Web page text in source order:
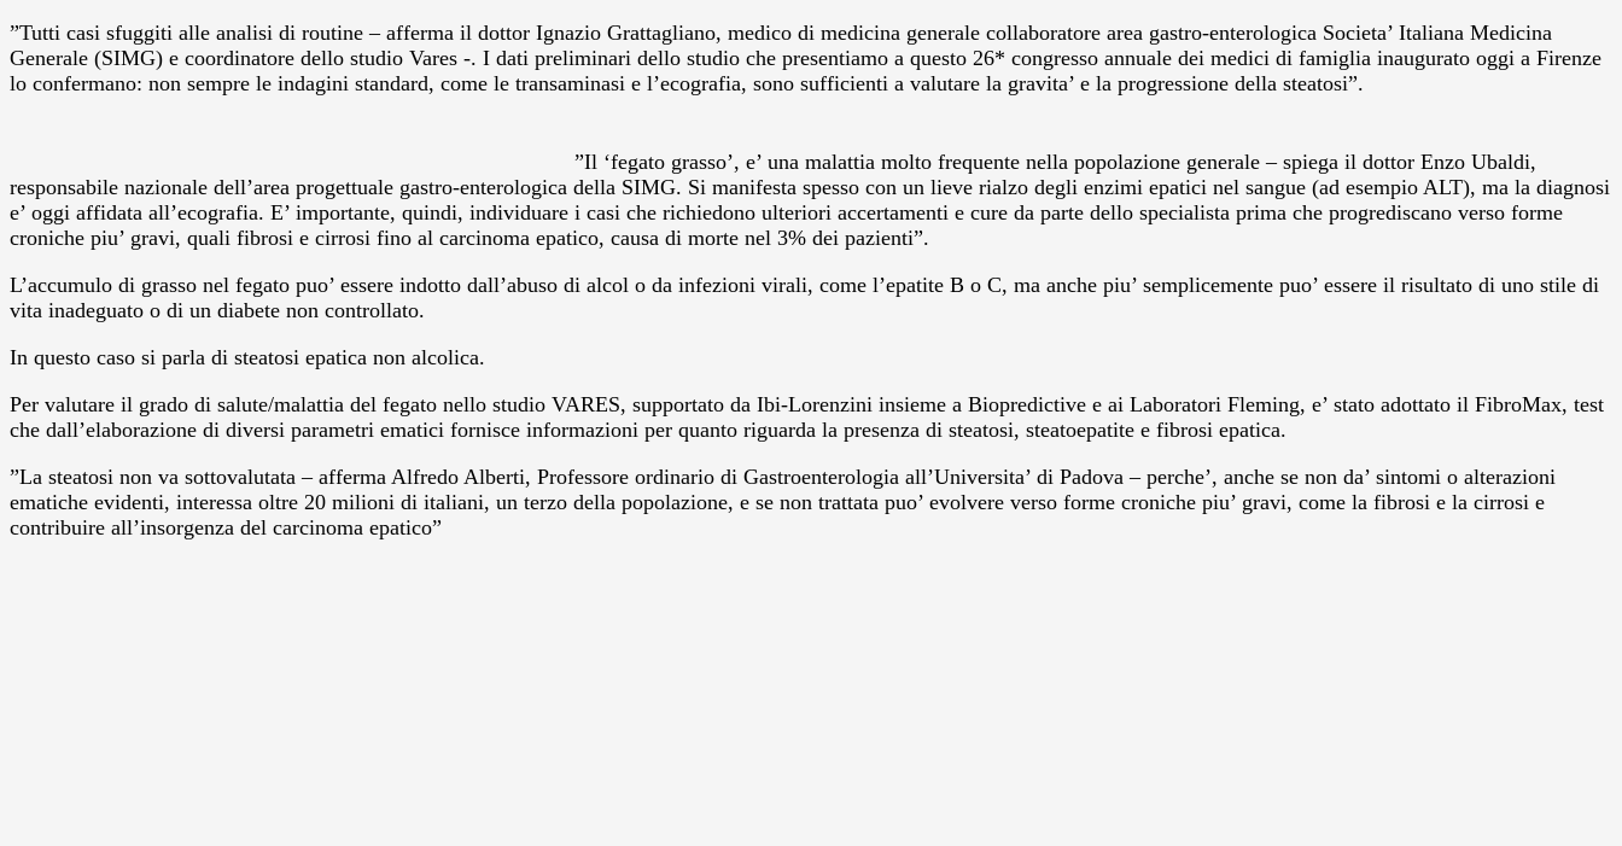
”Tutti casi sfuggiti alle analisi di routine – afferma il dottor Ignazio Grattagliano, medico di medicina generale collaboratore area gastro-enterologica Societa’ Italiana Medicina
Generale (SIMG) e coordinatore dello studio Vares -. I dati preliminari dello studio che presentiamo a questo 26* congresso annuale dei medici di famiglia inaugurato oggi a Firenze
lo confermano: non sempre le indagini standard, come le transaminasi e l’ecografia, sono sufficienti a valutare la gravita’ e la progressione della steatosi”.
”Il ‘fegato grasso’, e’ una malattia molto frequente nella popolazione generale – spiega il dottor Enzo Ubaldi,
responsabile nazionale dell’area progettuale gastro-enterologica della SIMG. Si manifesta spesso con un lieve rialzo degli enzimi epatici nel sangue (ad esempio ALT), ma la diagnosi
e’ oggi affidata all’ecografia. E’ importante, quindi, individuare i casi che richiedono ulteriori accertamenti e cure da parte dello specialista prima che progrediscano verso forme
croniche piu’ gravi, quali fibrosi e cirrosi fino al carcinoma epatico, causa di morte nel 3% dei pazienti”.
L’accumulo di grasso nel fegato puo’ essere indotto dall’abuso di alcol o da infezioni virali, come l’epatite B o C, ma anche piu’ semplicemente puo’ essere il risultato di uno stile di
vita inadeguato o di un diabete non controllato.
In questo caso si parla di steatosi epatica non alcolica.
Per valutare il grado di salute/malattia del fegato nello studio VARES, supportato da Ibi-Lorenzini insieme a Biopredictive e ai Laboratori Fleming, e’ stato adottato il FibroMax, test
che dall’elaborazione di diversi parametri ematici fornisce informazioni per quanto riguarda la presenza di steatosi, steatoepatite e fibrosi epatica.
”La steatosi non va sottovalutata – afferma Alfredo Alberti, Professore ordinario di Gastroenterologia all’Universita’ di Padova – perche’, anche se non da’ sintomi o alterazioni
ematiche evidenti, interessa oltre 20 milioni di italiani, un terzo della popolazione, e se non trattata puo’ evolvere verso forme croniche piu’ gravi, come la fibrosi e la cirrosi e
contribuire all’insorgenza del carcinoma epatico”